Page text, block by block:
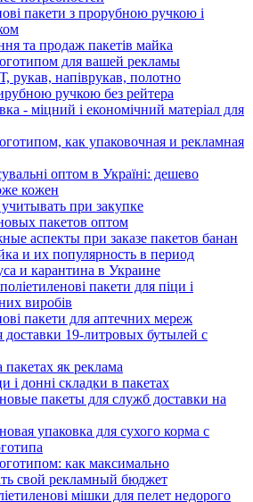
пакети з прорубною ручкою і
та продаж пакетів майка
для вашей рекламы
рукав, напіврукав, полотно
ручкою без рейтера
- міцний і економічний матеріал для
как упаковочная и рекламная
оптом в Україні: дешево
кожен
при закупке
пакетов оптом
аспекты при заказе пакетов банан
и их популярность в период
и карантина в Украине
пакети для піци і
виробів
пакети для аптечних мереж
доставки 19-литровых бутылей с
як реклама
і донні складки в пакетах
пакеты для служб доставки на
упаковка для сухого корма с
как максимально
свой рекламный бюджет
мішки для пелет недорого